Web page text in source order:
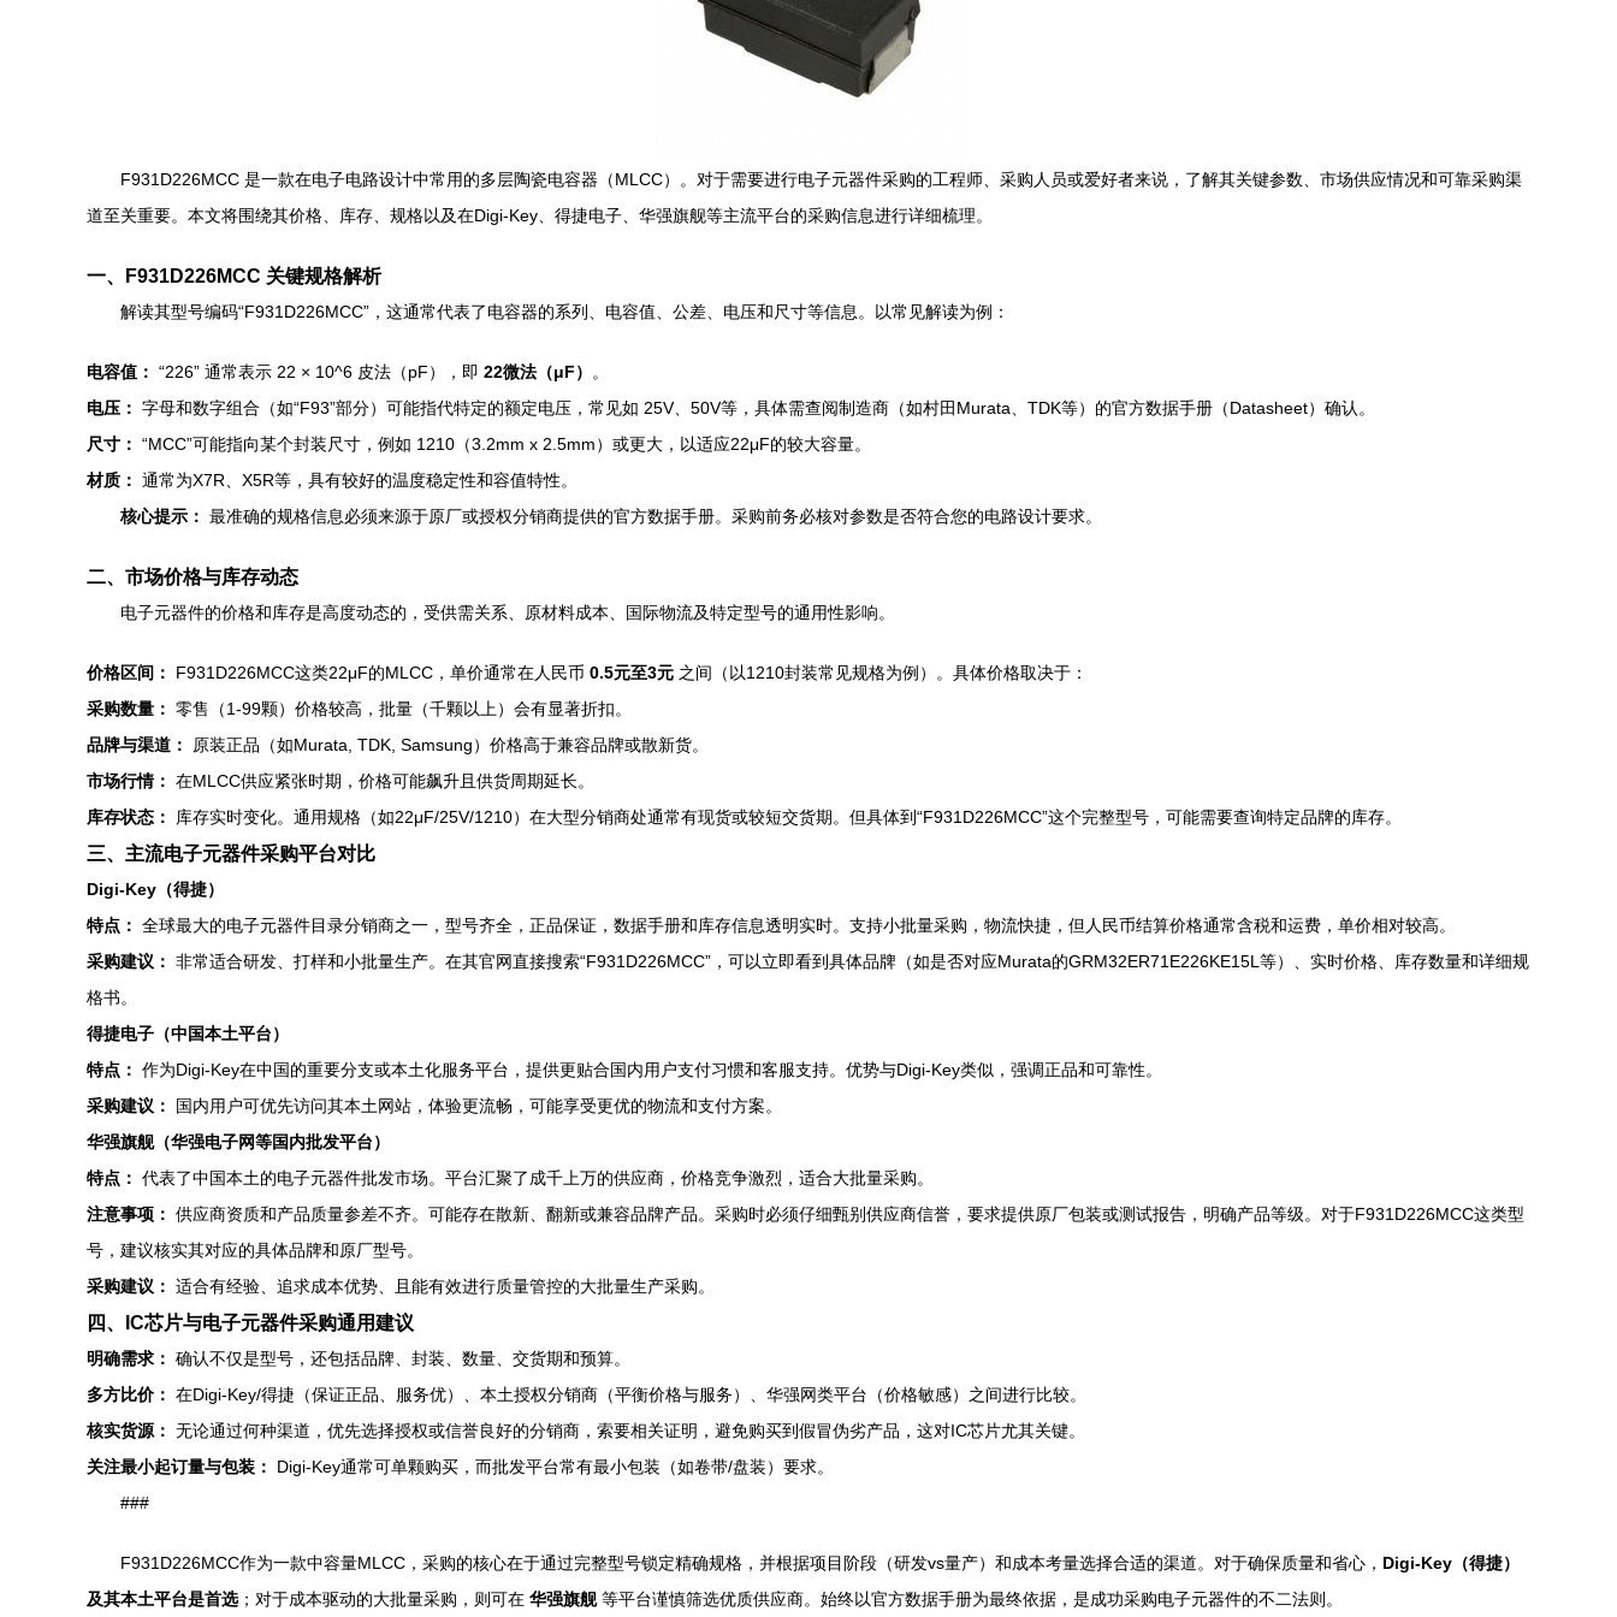
F931D226MCC 是一款在电子电路设计中常用的多层陶瓷电容器（MLCC）。对于需要进行电子元器件采购的工程师、采购人员或爱好者来说，了解其关键参数、市场供应情况和可靠采购渠
道至关重要。本文将围绕其价格、库存、规格以及在Digi-Key、得捷电子、华强旗舰等主流平台的采购信息进行详细梳理。
一、F931D226MCC 关键规格解析
解读其型号编码“F931D226MCC”，这通常代表了电容器的系列、电容值、公差、电压和尺寸等信息。以常见解读为例：
电容值： “226” 通常表示 22 × 10^6 皮法（pF），即 22微法（μF）
。
电压： 字母和数字组合（如“F93”部分）可能指代特定的额定电压，常见如 25V、50V等，具体需查阅制造商（如村田Murata、TDK等）的官方数据手册（Datasheet）确认。
尺寸： “MCC”可能指向某个封装尺寸，例如 1210（3.2mm x 2.5mm）或更大，以适应22μF的较大容量。
材质： 通常为X7R、X5R等，具有较好的温度稳定性和容值特性。
核心提示： 最准确的规格信息必须来源于原厂或授权分销商提供的官方数据手册。采购前务必核对参数是否符合您的电路设计要求。
二、市场价格与库存动态
电子元器件的价格和库存是高度动态的，受供需关系、原材料成本、国际物流及特定型号的通用性影响。
价格区间： F931D226MCC这类22μF的MLCC，单价通常在人民币 0.5元至3元 之间（以1210封装常见规格为例）。具体价格取决于：
采购数量： 零售（1-99颗）价格较高，批量（千颗以上）会有显著折扣。
品牌与渠道：
原装正品（如Murata, TDK, Samsung）价格高于兼容品牌或散新货。
市场行情： 在MLCC供应紧张时期，价格可能飙升且供货周期延长。
库存状态：
库存实时变化。通用规格（如22μF/25V/1210）在大型分销商处通常有现货或较短交货期。但具体到“F931D226MCC”这个完整型号，可能需要查询特定品牌的库存。
三、主流电子元器件采购平台对比
Digi-Key（得捷）
特点： 全球最大的电子元器件目录分销商之一，型号齐全，正品保证，数据手册和库存信息透明实时。支持小批量采购，物流快捷，但人民币结算价格通常含税和运费，单价相对较高。
采购建议： 非常适合研发、打样和小批量生产。在其官网直接搜索“F931D226MCC”，可以立即看到具体品牌（如是否对应Murata的GRM32ER71E226KE15L等）、实时价格、库存数量和详细规
格书。
得捷电子（中国本土平台）
特点： 作为Digi-Key在中国的重要分支或本土化服务平台，提供更贴合国内用户支付习惯和客服支持。优势与Digi-Key类似，强调正品和可靠性。
采购建议：
国内用户可优先访问其本土网站，体验更流畅，可能享受更优的物流和支付方案。
华强旗舰（华强电子网等国内批发平台）
特点： 代表了中国本土的电子元器件批发市场。平台汇聚了成千上万的供应商，价格竞争激烈，适合大批量采购。
注意事项： 供应商资质和产品质量参差不齐。可能存在散新、翻新或兼容品牌产品。采购时必须仔细甄别供应商信誉，要求提供原厂包装或测试报告，明确产品等级。对于F931D226MCC这类型
号，建议核实其对应的具体品牌和原厂型号。
采购建议： 适合有经验、追求成本优势、且能有效进行质量管控的大批量生产采购。
四、IC芯片与电子元器件采购通用建议
明确需求： 确认不仅是型号，还包括品牌、封装、数量、交货期和预算。
多方比价： 在Digi-Key/得捷（保证正品、服务优）、本土授权分销商（平衡价格与服务）、华强网类平台（价格敏感）之间进行比较。
核实货源： 无论通过何种渠道，优先选择授权或信誉良好的分销商，索要相关证明，避免购买到假冒伪劣产品，这对IC芯片尤其关键。
关注最小起订量与包装：
Digi-Key通常可单颗购买，而批发平台常有最小包装（如卷带/盘装）要求。
###
F931D226MCC作为一款中容量MLCC，采购的核心在于通过完整型号锁定精确规格，并根据项目阶段（研发vs量产）和成本考量选择合适的渠道。对于确保质量和省心， Digi-Key（得捷）
及其本土平台是首选；对于成本驱动的大批量采购，则可在 华强旗舰等平台谨慎筛选优质供应商。始终以官方数据手册为最终依据，是成功采购电子元器件的不二法则。